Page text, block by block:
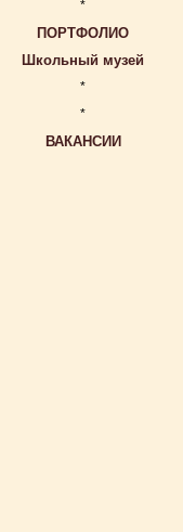
*
ПОРТФОЛИО
Школьный музей
*
*
ВАКАНСИИ